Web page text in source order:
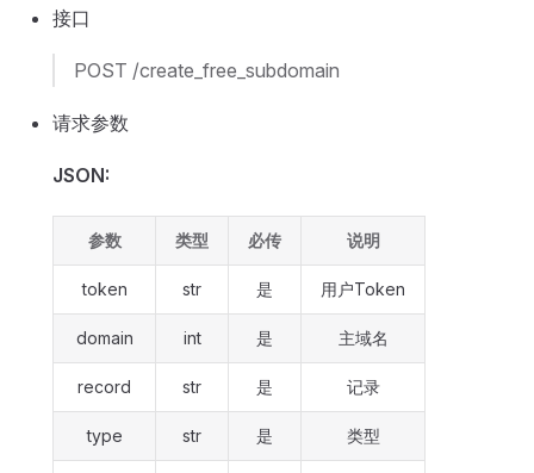
接口
POST /create_free_subdomain
请求参数
JSON:
参数 类型 必传 说明
token str 是 用户Token
domain int 是 主域名
record str 是 记录
type str 是 类型